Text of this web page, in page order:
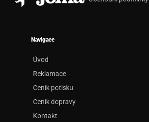
Navigace
Úvod
Reklamace
Ceník potisku
Ceník dopravy
Kontakt